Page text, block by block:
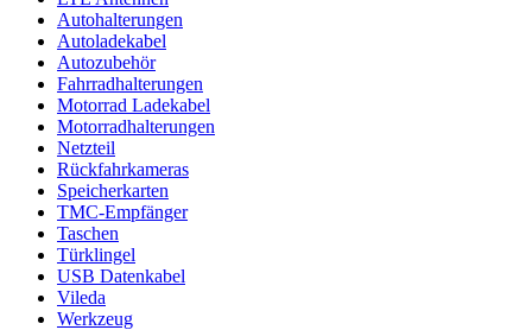
Autohalterungen
Autoladekabel
Autozubehör
Fahrradhalterungen
Motorrad Ladekabel
Motorradhalterungen
Netzteil
Rückfahrkameras
Speicherkarten
TMC-Empfänger
Taschen
Türklingel
USB Datenkabel
Vileda
Werkzeug